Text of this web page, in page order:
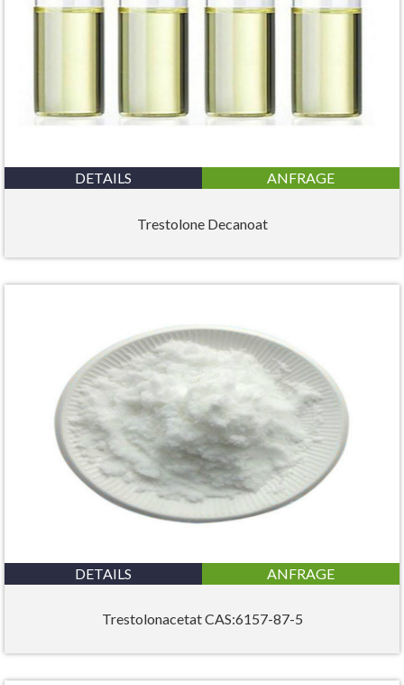
DETAILS ANFRAGE
Trestolone Decanoat
DETAILS ANFRAGE
Trestolonacetat CAS:6157-87-5